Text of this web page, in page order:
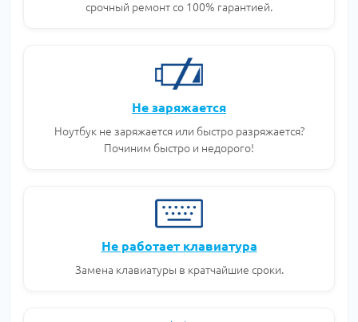
срочный ремонт со 100% гарантией.
Не заряжается
Ноутбук не заряжается или быстро разряжается?
Починим быстро и недорого!
Не работает клавиатура
Замена клавиатуры в кратчайшие сроки.